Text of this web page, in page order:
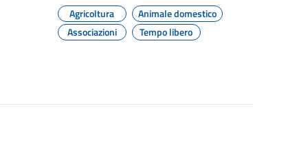
Agricoltura
Animale domestico
Associazioni
Tempo libero